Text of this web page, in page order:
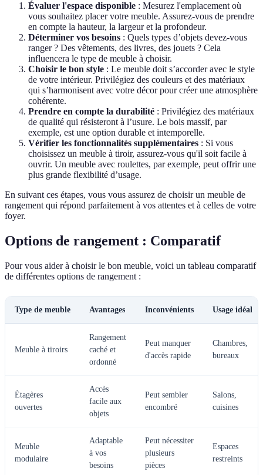
Évaluer l'espace disponible : Mesurez l'emplacement où
vous souhaitez placer votre meuble. Assurez-vous de prendre
en compte la hauteur, la largeur et la profondeur.
Déterminer vos besoins : Quels types d’objets devez-vous
ranger ? Des vêtements, des livres, des jouets ? Cela
influencera le type de meuble à choisir.
Choisir le bon style : Le meuble doit s’accorder avec le style
de votre intérieur. Privilégiez des couleurs et des matériaux
qui s’harmonisent avec votre décor pour créer une atmosphère
cohérente.
Prendre en compte la durabilité : Privilégiez des matériaux
de qualité qui résisteront à l’usure. Le bois massif, par
exemple, est une option durable et intemporelle.
Vérifier les fonctionnalités supplémentaires : Si vous
choisissez un meuble à tiroir, assurez-vous qu'il soit facile à
ouvrir. Un meuble avec roulettes, par exemple, peut offrir une
plus grande flexibilité d’usage.
En suivant ces étapes, vous vous assurez de choisir un meuble de
rangement qui répond parfaitement à vos attentes et à celles de votre
foyer.
Options de rangement : Comparatif
Pour vous aider à choisir le bon meuble, voici un tableau comparatif
de différentes options de rangement :
Type de meuble Avantages Inconvénients Usage idéal
Meuble à tiroirs
Rangement
caché et
ordonné
Peut manquer
d'accès rapide
Chambres,
bureaux
Étagères
ouvertes
Accès
facile aux
objets
Peut sembler
encombré
Salons,
cuisines
Meuble
modulaire
Adaptable
à vos
besoins
Peut nécessiter
plusieurs
pièces
Espaces
restreints